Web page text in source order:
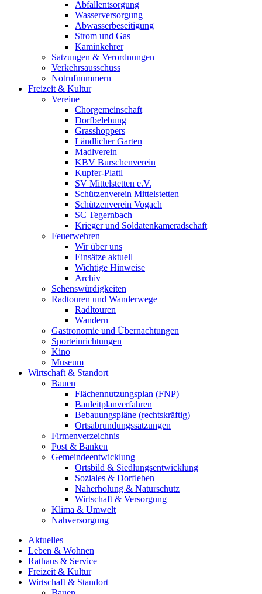
Abfallentsorgung
Wasserversorgung
Abwasserbeseitigung
Strom und Gas
Kaminkehrer
Satzungen & Verordnungen
Verkehrsausschuss
Notrufnummern
Freizeit & Kultur
Vereine
Chorgemeinschaft
Dorfbelebung
Grasshoppers
Ländlicher Garten
Madlverein
KBV Burschenverein
Kupfer-Plattl
SV Mittelstetten e.V.
Schützenverein Mittelstetten
Schützenverein Vogach
SC Tegernbach
Krieger und Soldatenkameradschaft
Feuerwehren
Wir über uns
Einsätze aktuell
Wichtige Hinweise
Archiv
Sehenswürdigkeiten
Radtouren und Wanderwege
Radltouren
Wandern
Gastronomie und Übernachtungen
Sporteinrichtungen
Kino
Museum
Wirtschaft & Standort
Bauen
Flächennutzungsplan (FNP)
Bauleitplanverfahren
Bebauungspläne (rechtskräftig)
Ortsabrundungssatzungen
Firmenverzeichnis
Post & Banken
Gemeindeentwicklung
Ortsbild & Siedlungsentwicklung
Soziales & Dorfleben
Naherholung & Naturschutz
Wirtschaft & Versorgung
Klima & Umwelt
Nahversorgung
Aktuelles
Leben & Wohnen
Rathaus & Service
Freizeit & Kultur
Wirtschaft & Standort